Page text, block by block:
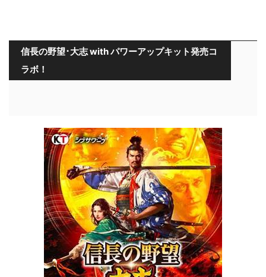
信長の野望･大志 with パワーアップキット発売コ
ラボ！